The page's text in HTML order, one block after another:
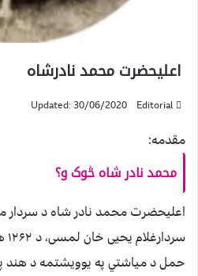
اعلیحضرت محمد نادرشاه
Editorial
Updated: 30/06/2020
مقدمه:
محمد نادر شاه څوک و؟
اعلیحضرت محمد نادر شاه د
حمل د میاشتي په یوویشتمه د هند